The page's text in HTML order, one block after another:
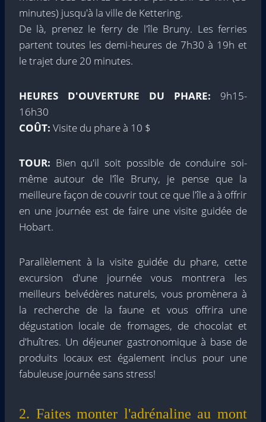
minutes) jusqu'à la ville de Kettering.
De là, prenez le ferry de l'île Bruny. Les ferries
partent toutes les demi-heures de 7h30 à 19h et
le trajet dure 20 minutes.
HEURES D'OUVERTURE DU PHARE: 9h15-
16h30
COÛT: Visite du phare à 10 $
TOUR: Bien qu'il soit possible de conduire soi-
même autour de l'île Bruny, je pense que la
meilleure façon de couvrir tout ce que l'île a à offrir
en une journée est de faire une visite guidée de
Hobart.
Parallèlement à la visite guidée du phare, cette
excursion d'une journée vous montrera les
meilleurs belvédères naturels, vous promènera à
la recherche de la faune et vous offrira une
dégustation locale de fromages, de chocolat et
d'huîtres. Un déjeuner gastronomique à base de
produits locaux est également inclus pour une
fabuleuse journée sans stress!
2. Faites monter l'adrénaline au mont